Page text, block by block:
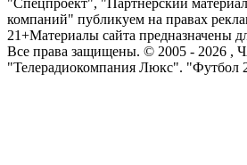
"Спецпроект", "Партнерский
компаний" публикуем на правах
21+Материалы сайта предназначены
Все права защищены. © 2005 - 2026 ,
"Телерадиокомпания Люкс". "Футбол